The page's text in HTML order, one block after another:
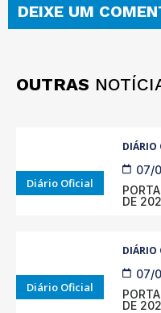
DEIXE UM
OUTRAS
Diário Oficial
DIÁRIO
07/
DE
Diário Oficial
DIÁRIO
07/
DE